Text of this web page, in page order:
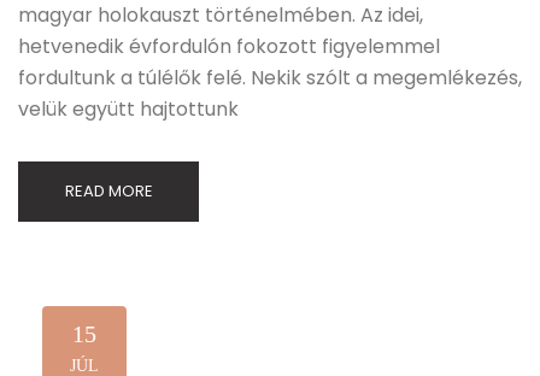
magyar holokauszt történelmében. Az idei,
hetvenedik évfordulón fokozott figyelemmel
fordultunk a túlélők felé. Nekik szólt a megemlékezés,
velük együtt hajtottunk
READ MORE
15
JÚL